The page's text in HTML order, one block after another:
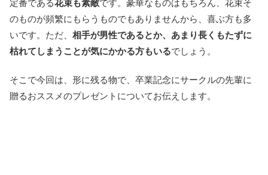
定番である花束も素敵です。豪華なものはもちろん、花束そ
のものが頻繁にもらうものでもありませんから、喜ぶ方も多
いです。ただ、 相手が男性であるとか、あまり長くもたずに
枯れてしまうことが気にかかる方もいるでしょう。
そこで今回は、形に残る物で、卒業記念にサークルの先輩に
贈るおススメのプレゼントについてお伝えします。